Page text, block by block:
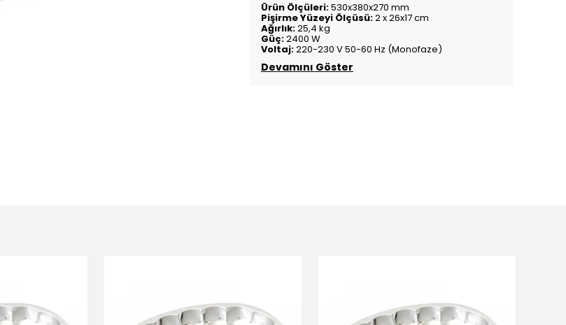
Ürün Ölçüleri:530x380x270 mm
Pişirme Yüzeyi Ölçüsü:2 x 26x17 cm
Ağırlık:25,4 kg
Güç:2400 W
Voltaj:220-230 V 50-60 Hz (Monofaze)
Devamını Göster